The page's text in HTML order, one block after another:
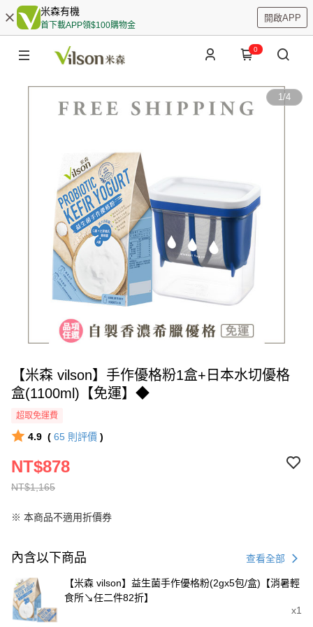
米森有機
首下載APP領$100購物金
開啟APP
0
1/4
【米森 vilson】手作優格粉1盒+日本水切優格
盒(1100ml)【免運】◆
超取免運費
4.9 ( 65 則評價 )
NT$1,165
NT$878
※ 本商品不適用折價券
內含以下商品 查看全部
【米森 vilson】益生菌手作優格粉(2gx5包/盒)【消暑輕
食所↘任二件82折】
x1